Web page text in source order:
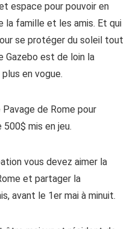
espace pour pouvoir en
famille et les amis. Et qui
se protéger du soleil tout
Gazebo est de loin la
en vogue.
de Rome pour
mis en jeu.
vous devez aimer la
et partager la
avant le 1er mai à minuit.